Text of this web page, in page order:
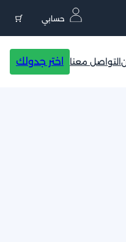
حسابي
التواصل معنا اختر جدولك